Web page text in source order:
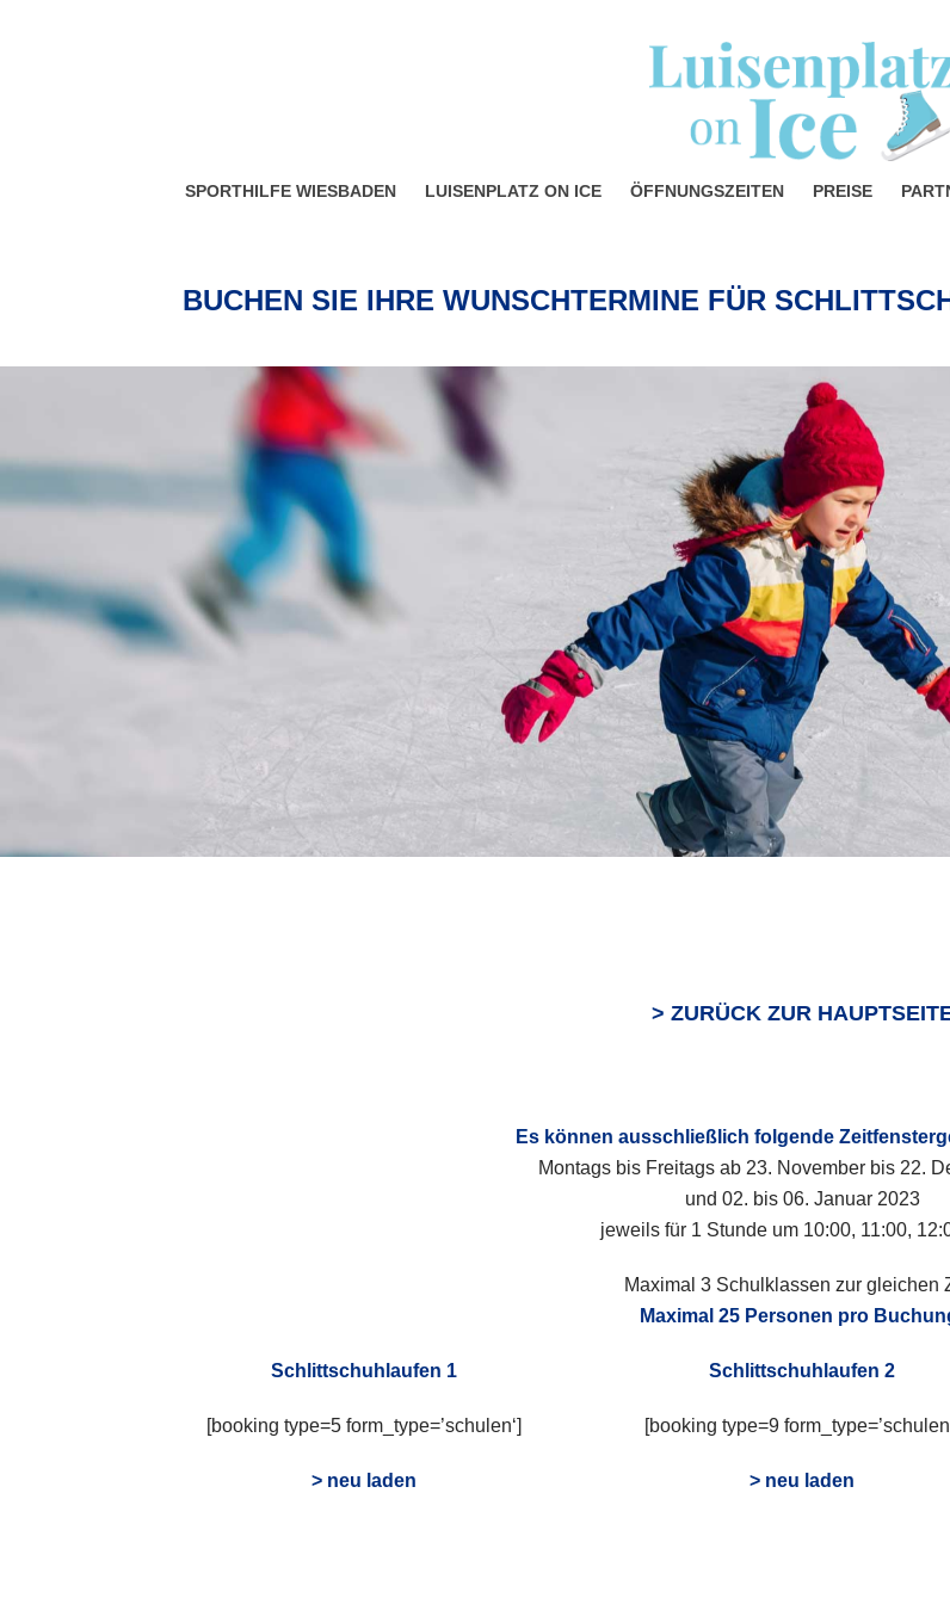
SPORTHILFE WIESBADEN LUISENPLATZ ON ICE ÖFFNUNGSZEITEN PREISE
BUCHEN SIE IHRE WUNSCHTERMINE FÜR
> ZURÜCK ZUR
Es können ausschließlich folgende
Montags bis Freitags ab 23. November bis 22.
und 02. bis 06. Januar 2023
jeweils für 1 Stunde um 10:00, 11:00,
Maximal 3 Schulklassen zur gleichen
Maximal 25 Personen pro
Schlittschuhlaufen 1
[booking type=5 form_type=’schulen‘]
> neu laden
Schlittschuhlaufen 2
[booking type=9
> neu laden